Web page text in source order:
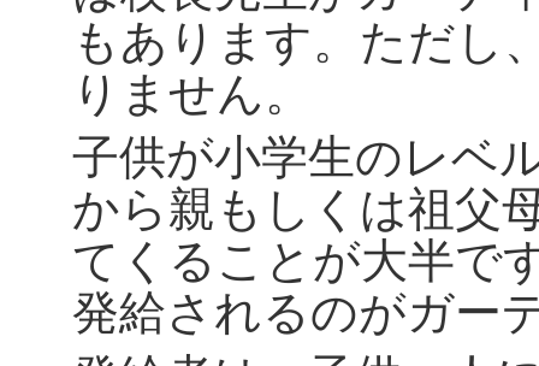
もあります。ただし
りません。
子供が小学生のレベ
から親もしくは祖父
てくることが大半で
発給されるのがガー